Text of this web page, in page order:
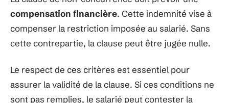
compensation financière. Cette indemnité vise à
compenser la restriction imposée au salarié. Sans
cette contrepartie, la clause peut être jugée nulle.
Le respect de ces critères est essentiel pour
assurer la validité de la clause. Si ces conditions ne
sont pas remplies, le salarié peut contester la